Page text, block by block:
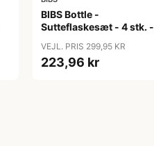
BIBS Bottle -
Sutteflaskesæt - 4 stk. -
150ml - Ivory
VEJL. PRIS 299,95 KR
223,96 kr